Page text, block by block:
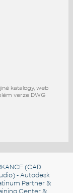
katalogy, web
verze DWG
(CAD
- Autodesk
Partner &
Center &